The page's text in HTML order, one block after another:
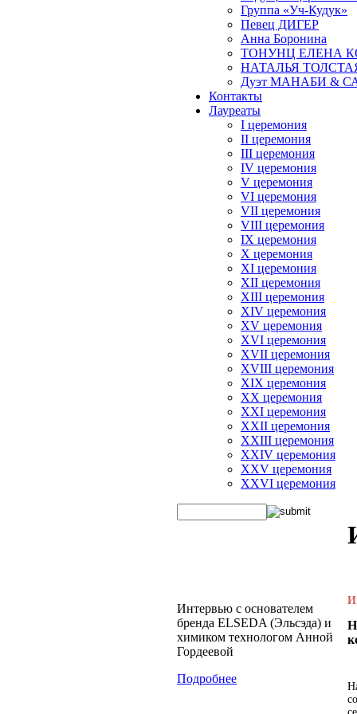
Группа «Уч-Кудук»
Певец ДИГЕР
Анна Боронина
ТОНУНЦ ЕЛЕНА
НАТАЛЬЯ
Дуэт МАНАБИ &
Контакты
Лауреаты
I церемония
II церемония
III церемония
IV церемония
V церемония
VI церемония
VII церемония
VIII церемония
IX церемония
X церемония
XI церемония
XII церемония
XIII церемония
XIV церемония
XV церемония
XVI церемония
XVII церемония
XVIII церемония
XIX церемония
XX церемония
XXI церемония
XXII церемония
XXIII церемония
XXIV церемония
XXV церемония
XXVI церемония
Интервью с основателем
бренда ELSEDA (Эльсэда) и
химиком технологом Анной
Гордеевой
Подробнее